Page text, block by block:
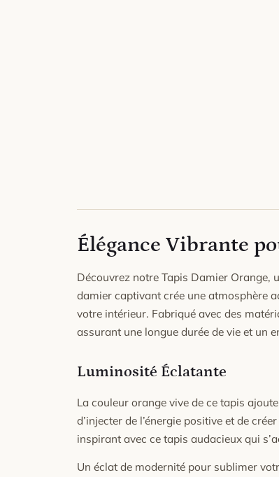
Élégance Vibrante
Découvrez notre Tapis Damier Orange,
damier captivant crée une atmosphère
votre intérieur. Fabriqué avec des
assurant une longue durée de vie et un
Luminosité Éclatante
La couleur orange vive de ce tapis
d’injecter de l’énergie positive et de
inspirant avec ce tapis audacieux qui
Un éclat de modernité pour sublimer